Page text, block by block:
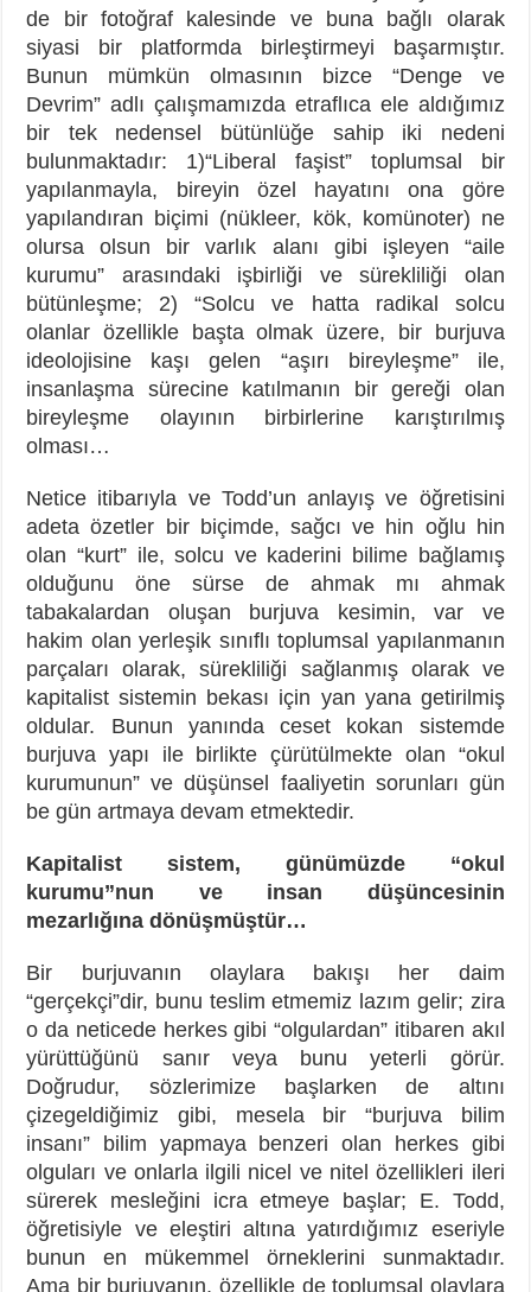
de bir fotoğraf kalesinde ve buna bağlı olarak
siyasi bir platformda birleştirmeyi başarmıştır.
Bunun mümkün olmasının bizce “Denge ve
Devrim” adlı çalışmamızda etraflıca ele aldığımız
bir tek nedensel bütünlüğe sahip iki nedeni
bulunmaktadır: 1)“Liberal faşist” toplumsal bir
yapılanmayla, bireyin özel hayatını ona göre
yapılandıran biçimi (nükleer, kök, komünoter) ne
olursa olsun bir varlık alanı gibi işleyen “aile
kurumu” arasındaki işbirliği ve sürekliliği olan
bütünleşme; 2) “Solcu ve hatta radikal solcu
olanlar özellikle başta olmak üzere, bir burjuva
ideolojisine kaşı gelen “aşırı bireyleşme” ile,
insanlaşma sürecine katılmanın bir gereği olan
bireyleşme olayının birbirlerine karıştırılmış
olması…
Netice itibarıyla ve Todd’un anlayış ve öğretisini
adeta özetler bir biçimde, sağcı ve hin oğlu hin
olan “kurt” ile, solcu ve kaderini bilime bağlamış
olduğunu öne sürse de ahmak mı ahmak
tabakalardan oluşan burjuva kesimin, var ve
hakim olan yerleşik sınıflı toplumsal yapılanmanın
parçaları olarak, sürekliliği sağlanmış olarak ve
kapitalist sistemin bekası için yan yana getirilmiş
oldular. Bunun yanında ceset kokan sistemde
burjuva yapı ile birlikte çürütülmekte olan “okul
kurumunun” ve düşünsel faaliyetin sorunları gün
be gün artmaya devam etmektedir.
Kapitalist sistem, günümüzde “okul
kurumu”nun ve insan düşüncesinin
mezarlığına dönüşmüştür…
Bir burjuvanın olaylara bakışı her daim
“gerçekçi”dir, bunu teslim etmemiz lazım gelir; zira
o da neticede herkes gibi “olgulardan” itibaren akıl
yürüttüğünü sanır veya bunu yeterli görür.
Doğrudur, sözlerimize başlarken de altını
çizegeldiğimiz gibi, mesela bir “burjuva bilim
insanı” bilim yapmaya benzeri olan herkes gibi
olguları ve onlarla ilgili nicel ve nitel özellikleri ileri
sürerek mesleğini icra etmeye başlar; E. Todd,
öğretisiyle ve eleştiri altına yatırdığımız eseriyle
bunun en mükemmel örneklerini sunmaktadır.
Ama bir burjuvanın, özellikle de toplumsal olaylara